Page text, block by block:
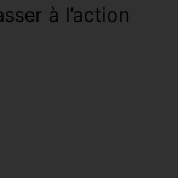
à l’action